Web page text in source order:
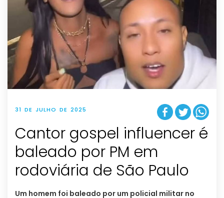
31 DE JULHO DE 2025
Cantor gospel influencer é
baleado por PM em
rodoviária de São Paulo
Um homem foi baleado por um policial militar no